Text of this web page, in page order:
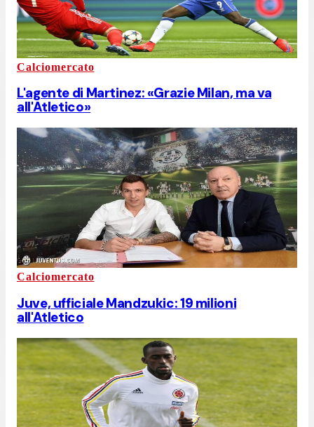
Calciomercato
L'agente di Martinez: «Grazie Milan, ma va
all'Atletico»
Calciomercato
Juve, ufficiale Mandzukic: 19 milioni
all'Atletico